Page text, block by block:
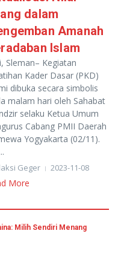
dalam
Amanah
Islam
Sleman– Kegiatan
Kader Dasar (PKD)
dibuka secara simbolis
malam hari oleh Sahabat
selaku Ketua Umum
Cabang PMII Daerah
Yogyakarta (02/11).
Geger 2023-11-08
More
Milih Sendiri Menang